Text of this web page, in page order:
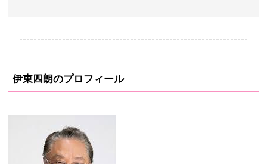
----------------------------------------------------------------
伊東四朗のプロフィール